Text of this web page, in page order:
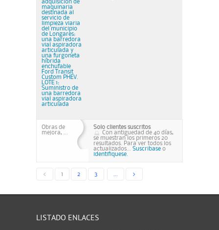
adquisición de
maquinaria
destinada al
servicio de
limpieza viaria
del municipio
de Longares:
una barredora
vial aspiradora
articulada y
una furgoneta
híbrida
enchufable
Ford Transit
Custom PHEV.
LOTE 1:
Suministro de
una barredora
vial aspiradora
articulada
Obras de
mejora, ...
Solo clientes suscritos
Con antiguedad de 40 días,
se muestran los primeros 20
resultados. Para ver todos los
actualizados... Suscribase o
identifiquese.
< 1 2 3 >
LISTADO ENLACES